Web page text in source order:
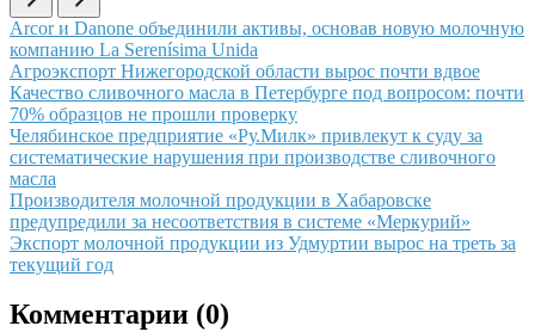
Иллюстрация новости
Arcor и Danone объединили активы, основав новую молочную
компанию La Serenísima Unida
Иллюстрация новости
Агроэкспорт Нижегородской области вырос почти вдвое
Иллюстрация новости
Качество сливочного масла в Петербурге под вопросом: почти
70% образцов не прошли проверку
Иллюстрация новости
Челябинское предприятие «Ру.Милк» привлекут к суду за
систематические нарушения при производстве сливочного
масла
Иллюстрация новости
Производителя молочной продукции в Хабаровске
предупредили за несоответствия в системе «Меркурий»
Иллюстрация новости
Экспорт молочной продукции из Удмуртии вырос на треть за
текущий год
Комментарии (0)